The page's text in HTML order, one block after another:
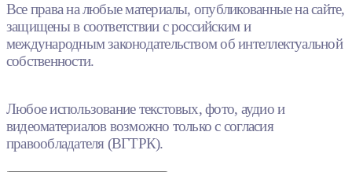
Все права на любые материалы, опубликованные на сайте,
защищены в соответствии с российским и
международным законодательством об интеллектуальной
собственности.
Любое использование текстовых, фото, аудио и
видеоматериалов возможно только с согласия
правообладателя (ВГТРК).